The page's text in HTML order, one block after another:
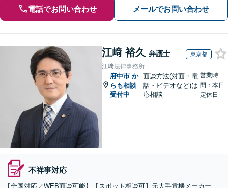
電話でお問い合わせ メールでお問い合わせ
江﨑 裕久 弁護士 東京都
江﨑法律事務所
府中市 か
らも相談
受付中
面談方法(対面・電
話・ビデオなど)は
応相談
営業時
間：本日
定休日
不祥事対応
【全国対応／WEB面談可能】【スポット相談可】元大手電機メーカー